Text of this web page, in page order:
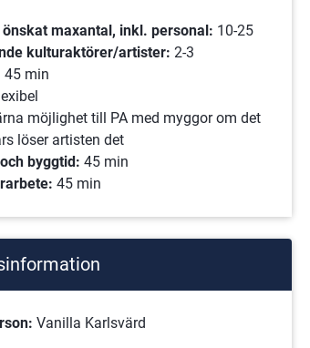
önskat maxantal, inkl. personal: 10-25
kulturaktörer/artister: 2-3
45 min
möjlighet till PA med myggor om det
löser artisten det
byggtid: 45 min
45 min
Vanilla Karlsvärd